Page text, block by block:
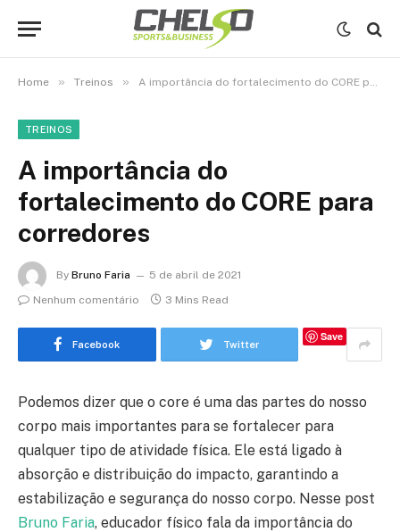
Home » Treinos » A importância do fortalecimento do CORE para corredores
TREINOS
A importância do
fortalecimento do CORE para
corredores
By Bruno Faria
5 de abril de 2021
Nenhum comentário
3 Mins Read
Facebook Twitter
Save
Podemos dizer que o core é uma das partes do nosso
corpo mais importantes para se fortalecer para
qualquer tipo de atividade física. Ele está ligado à
absorção e distribuição do impacto, garantindo a
estabilização e segurança do nosso corpo. Nesse post
Bruno Faria, educador físico fala da importância do